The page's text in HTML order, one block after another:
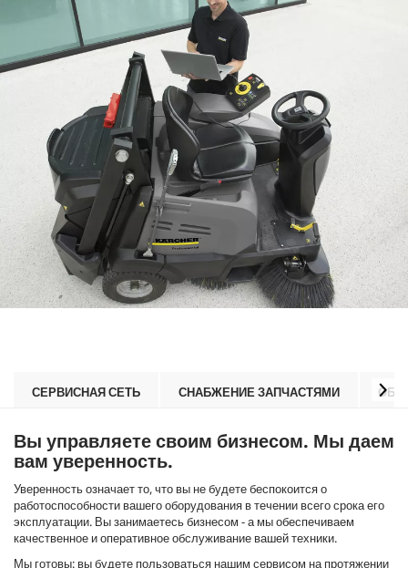
СЕРВИСНАЯ СЕТЬ СНАБЖЕНИЕ ЗАПЧАСТЯМИ
Вы управляете своим бизнесом. Мы даем
вам уверенность.
Уверенность означает то, что вы не будете беспокоится о
работоспособности вашего оборудования в течении всего срока его
эксплуатации. Вы занимаетесь бизнесом - а мы обеспечиваем
качественное и оперативное обслуживание вашей техники.
Мы готовы: вы будете пользоваться нашим сервисом на протяжении